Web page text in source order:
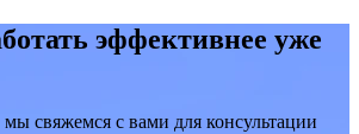
эффективнее уже
мы свяжемся с вами для консультации